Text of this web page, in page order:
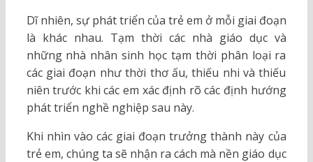
Dĩ nhiên, sự phát triển của trẻ em ở mỗi giai đoạn
là khác nhau. Tạm thời các nhà giáo dục và
những nhà nhân sinh học tạm thời phân loại ra
các giai đoạn như thời thơ ấu, thiếu nhi và thiếu
niên trước khi các em xác định rõ các định hướng
phát triển nghề nghiệp sau này.
Khi nhìn vào các giai đoạn trưởng thành này của
trẻ em, chúng ta sẽ nhận ra cách mà nền giáo dục